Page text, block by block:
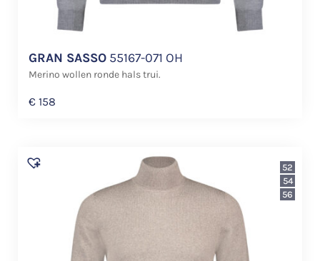
GRAN SASSO 55167-071 OH
Merino wollen ronde hals trui.
€ 158
52
54
56